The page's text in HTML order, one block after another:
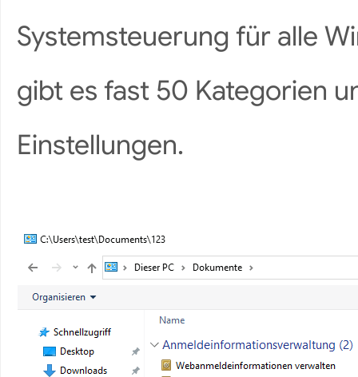
Systemsteuerung für alle
gibt es fast 50 Kategorien
Einstellungen.